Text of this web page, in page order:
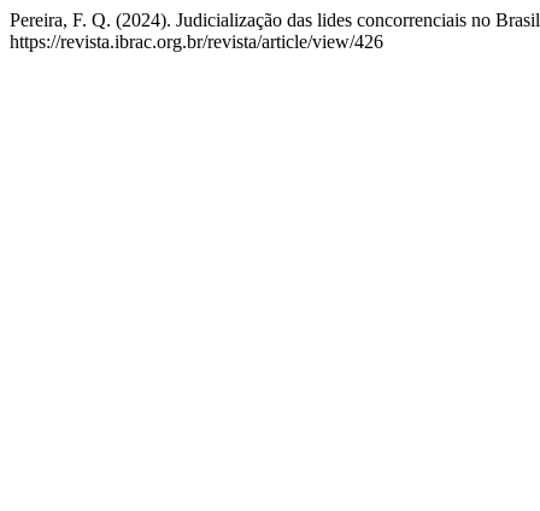
Pereira, F. Q. (2024). Judicialização das lides concorrenciais no
https://revista.ibrac.org.br/revista/article/view/426